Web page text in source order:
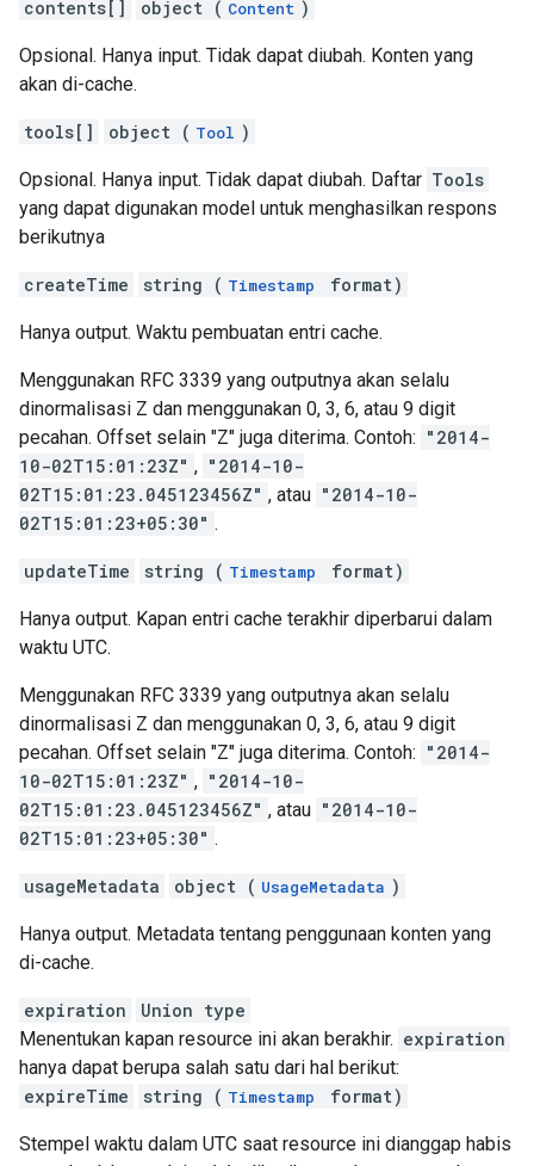
contents[]
object ( Content )
Opsional. Hanya input. Tidak dapat diubah. Konten yang
akan di-cache.
tools[] object ( Tool )
Opsional. Hanya input. Tidak dapat diubah. Daftar Tools
yang dapat digunakan model untuk menghasilkan respons
berikutnya
createTime string ( Timestamp format)
Hanya output. Waktu pembuatan entri cache.
Menggunakan RFC 3339 yang outputnya akan selalu
dinormalisasi Z dan menggunakan 0, 3, 6, atau 9 digit
pecahan. Offset selain "Z" juga diterima. Contoh: "2014-
10-02T15:01:23Z" , "2014-10-
02T15:01:23.045123456Z" , atau "2014-10-
02T15:01:23+05:30" .
updateTime string ( Timestamp format)
Hanya output. Kapan entri cache terakhir diperbarui dalam
waktu UTC.
Menggunakan RFC 3339 yang outputnya akan selalu
dinormalisasi Z dan menggunakan 0, 3, 6, atau 9 digit
pecahan. Offset selain "Z" juga diterima. Contoh: "2014-
10-02T15:01:23Z" , "2014-10-
02T15:01:23.045123456Z" , atau "2014-10-
02T15:01:23+05:30" .
usageMetadata object ( UsageMetadata )
Hanya output. Metadata tentang penggunaan konten yang
di-cache.
expiration
Union type
Menentukan kapan resource ini akan berakhir. expiration
hanya dapat berupa salah satu dari hal berikut:
expireTime
string ( Timestamp format)
Stempel waktu dalam UTC saat resource ini dianggap habis